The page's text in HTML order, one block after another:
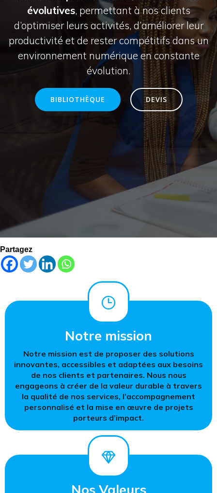
évolutives, permettant à nos clients
d’optimiser leurs activités, d’améliorer leur
productivité et de rester compétitifs dans un
environnement numérique en constante
évolution.
BIBLIOTHÈQUE DEVIS
Partagez
Notre mission
Notre mission est de proposer des solutions
innovantes, accessibles et adaptées aux besoins
de nos clients et partenaires. Nous nous
engageons à créer de la valeur durable à travers
la qualité de nos services, l’accompagnement
personnalisé et la mise en œuvre de projets
porteurs d’impact.
Nos Valeurs